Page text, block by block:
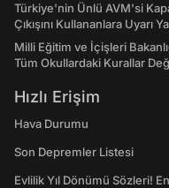
Türkiye'nin Ünlü AVM'si
Çıkışını Kullananlara Uyarı
Milli Eğitim ve İçişleri
Tüm Okullardaki Kurallar
Hızlı Erişim
Hava Durumu
Son Depremler Listesi
Evlilik Yıl Dönümü Sözleri!